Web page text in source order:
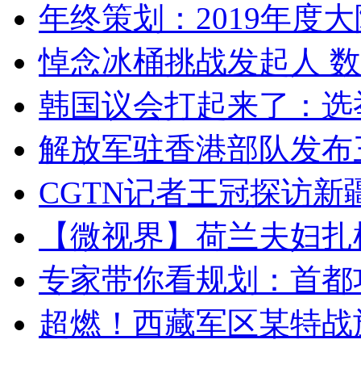
年终策划：2019年度
悼念冰桶挑战发起人
韩国议会打起来了：
解放军驻香港部队发
CGTN记者王冠探访新
【微视界】荷兰夫妇
专家带你看规划：首
超燃！西藏军区某特